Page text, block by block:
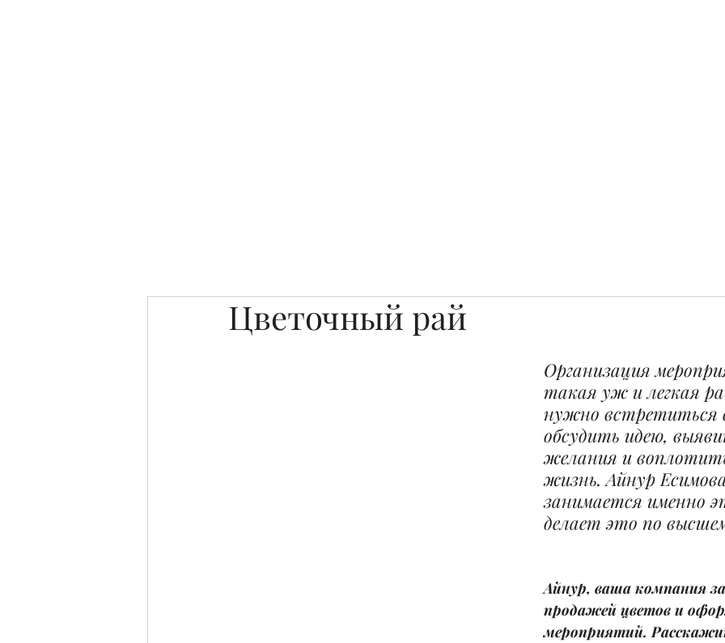
Цветочный рай
Организация
такая уж и легкая
нужно встретиться
обсудить идею,
желания и
жизнь. Айнур
занимается именно
делает это по
Айнур, ваша компания
продажей цветов и
мероприятий.